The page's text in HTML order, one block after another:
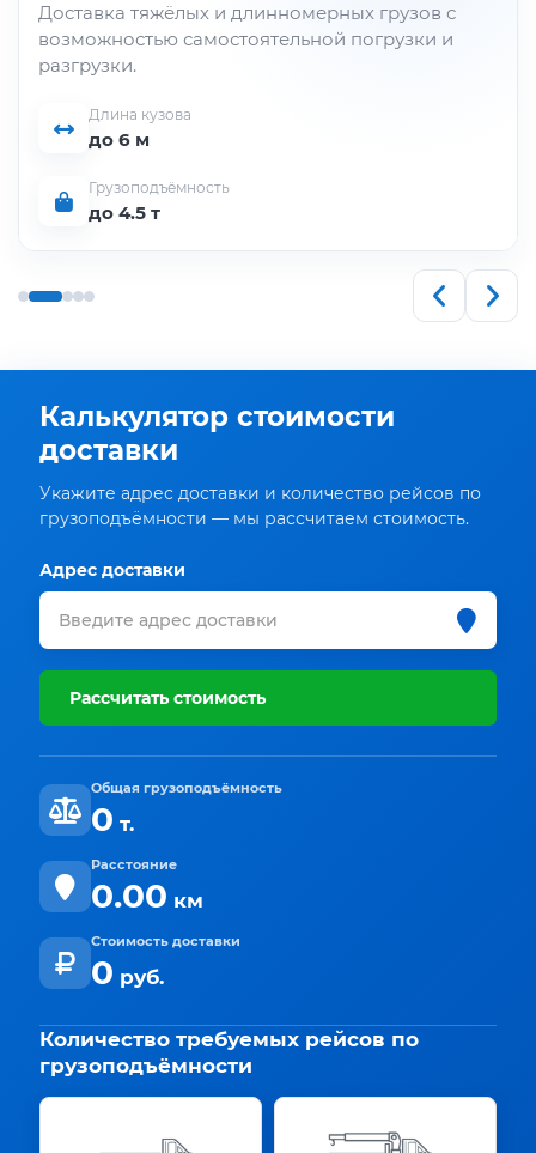
Доставка тяжёлых и длинномерных грузов с
возможностью самостоятельной погрузки и
разгрузки.
Длина кузова
до 6 м
Грузоподъёмность
до 4.5 т
Калькулятор стоимости
доставки
Укажите адрес доставки и количество рейсов по
грузоподъёмности — мы рассчитаем стоимость.
Адрес доставки
Рассчитать стоимость
Общая грузоподъёмность
0 т.
Расстояние
0.00 км
Стоимость доставки
0 руб.
Количество требуемых рейсов по
грузоподъёмности